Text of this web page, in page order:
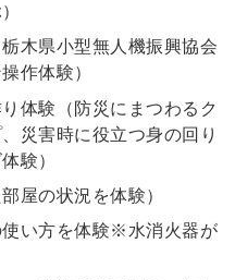
木県小型無人機振興協会
作体験）
体験（防災にまつわるク
災害時に役立つ身の回り
験）
屋の状況を体験）
い方を体験※水消火器が